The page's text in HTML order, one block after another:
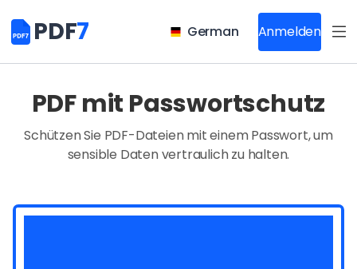
PDF7 German Anmelden
PDF mit Passwortschutz
Schützen Sie PDF-Dateien mit einem Passwort, um
sensible Daten vertraulich zu halten.